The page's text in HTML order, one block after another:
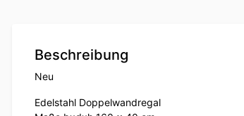
Beschreibung
Neu
Edelstahl Doppelwandregal